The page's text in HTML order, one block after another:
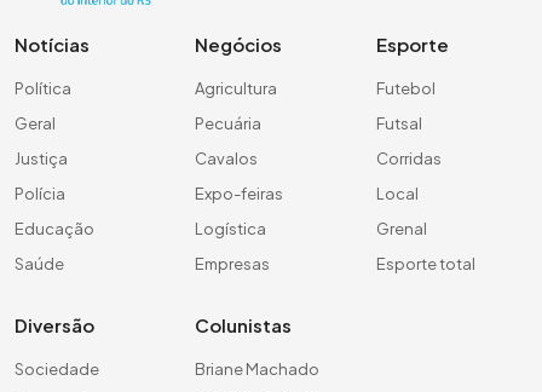
Notícias
Política
Geral
Justiça
Polícia
Educação
Saúde
Negócios
Agricultura
Pecuária
Cavalos
Expo-feiras
Logística
Empresas
Esporte
Futebol
Futsal
Corridas
Local
Grenal
Esporte total
Diversão
Sociedade
Colunistas
Briane Machado